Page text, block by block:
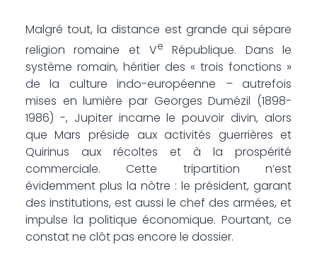
Malgré tout, la distance est grande qui sépare
religion romaine et Ve
République. Dans le
système romain, héritier des « trois fonctions »
de la culture indo-européenne – autrefois
mises en lumière par Georges Dumézil (1898-
1986) -, Jupiter incarne le pouvoir divin, alors
que Mars préside aux activités guerrières et
Quirinus aux récoltes et à la prospérité
commerciale. Cette tripartition n’est
évidemment plus la nôtre : le président, garant
des institutions, est aussi le chef des armées, et
impulse la politique économique. Pourtant, ce
constat ne clôt pas encore le dossier.